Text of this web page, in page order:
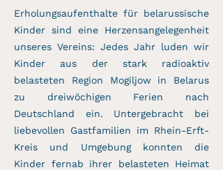
Erholungsaufenthalte für belarussische
Kinder sind eine Herzensangelegenheit
unseres Vereins: Jedes Jahr luden wir
Kinder aus der stark radioaktiv
belasteten Region Mogiljow in Belarus
zu dreiwöchigen Ferien nach
Deutschland ein. Untergebracht bei
liebevollen Gastfamilien im Rhein-Erft-
Kreis und Umgebung konnten die
Kinder fernab ihrer belasteten Heimat